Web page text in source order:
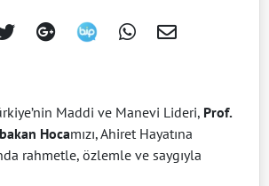
Maddi ve Manevi Lideri, Prof.
Hocamızı, Ahiret Hayatına
rahmetle, özlemle ve saygıyla